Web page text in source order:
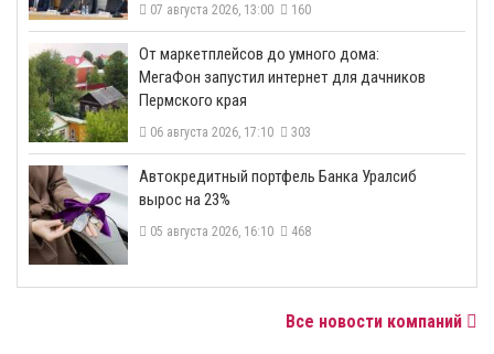
07 августа 2026, 13:00 160
От маркетплейсов до умного дома:
МегаФон запустил интернет для дачников
Пермского края
06 августа 2026, 17:10 303
​Автокредитный портфель Банка Уралсиб
вырос на 23%
05 августа 2026, 16:10 468
Все новости компаний